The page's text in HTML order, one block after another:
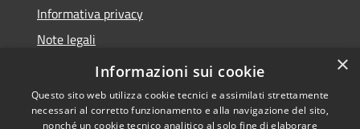
Informativa privacy
Note legali
Dichiarazione di accessibilità
×
Informazioni sui cookie
Questo sito web utilizza cookie tecnici e assimilati strettamente
necessari al corretto funzionamento e alla navigazione del sito,
nonché un cookie tecnico analitico al solo fine di elaborare